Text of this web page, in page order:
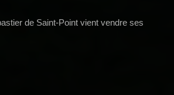
de Saint-Point vient vendre ses